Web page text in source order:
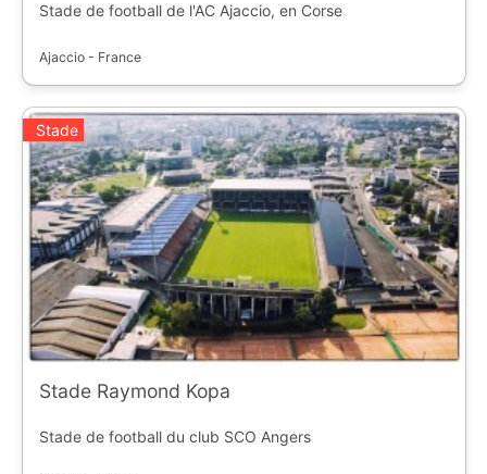
Stade de football de l'AC Ajaccio, en Corse
Ajaccio - France
Stade
Stade Raymond Kopa
Stade de football du club SCO Angers